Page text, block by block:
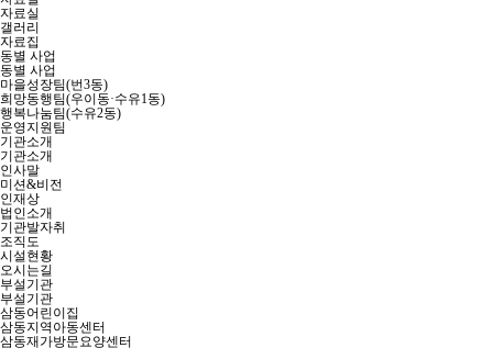
자료실
갤러리
자료집
동별 사업
동별 사업
마을성장팀(번3동)
희망동행팀(우이동·수유1동)
행복나눔팀(수유2동)
운영지원팀
기관소개
기관소개
인사말
미션&비전
인재상
법인소개
기관발자취
조직도
시설현황
오시는길
부설기관
부설기관
삼동어린이집
삼동지역아동센터
삼동재가방문요양센터